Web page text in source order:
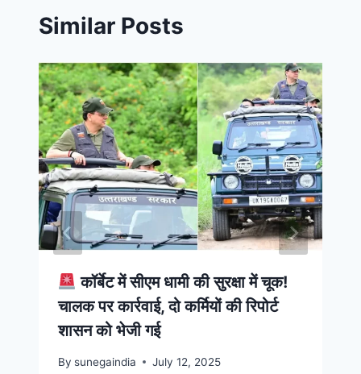
Similar Posts
कॉर्बेट में सीएम धामी की सुरक्षा में चूक!
चालक पर कार्रवाई, दो कर्मियों की रिपोर्ट
शासन को भेजी गई
By sunegaindia July 12, 2025